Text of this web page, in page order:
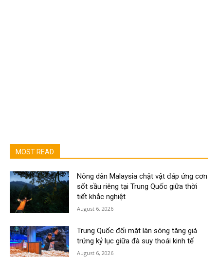
MOST READ
Nông dân Malaysia chật vật đáp ứng cơn
sốt sầu riêng tại Trung Quốc giữa thời
tiết khắc nghiệt
August 6, 2026
Trung Quốc đối mặt làn sóng tăng giá
trứng kỷ lục giữa đà suy thoái kinh tế
August 6, 2026